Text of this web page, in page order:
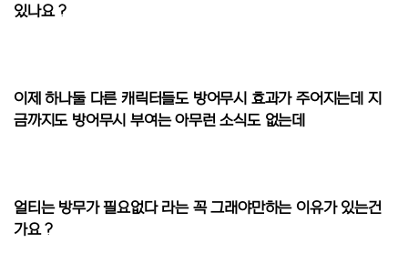
있나요 ?
이제 하나둘 다른 캐릭터들도 방어무시 효과가 주어지는데 지
금까지도 방어무시 부여는 아무런 소식도 없는데
얼티는 방무가 필요없다 라는 꼭 그래야만하는 이유가 있는건
가요 ?